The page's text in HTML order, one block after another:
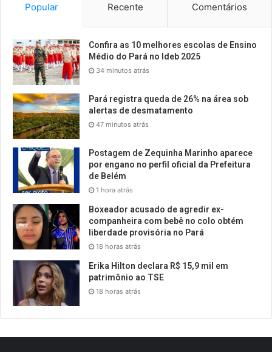
Popular Recente Comentários
Confira as 10 melhores escolas de Ensino
Médio do Pará no Ideb 2025
34 minutos atrás
Pará registra queda de 26% na área sob
alertas de desmatamento
47 minutos atrás
Postagem de Zequinha Marinho aparece
por engano no perfil oficial da Prefeitura
de Belém
1 hora atrás
Boxeador acusado de agredir ex-
companheira com bebê no colo obtém
liberdade provisória no Pará
18 horas atrás
Erika Hilton declara R$ 15,9 mil em
patrimônio ao TSE
18 horas atrás